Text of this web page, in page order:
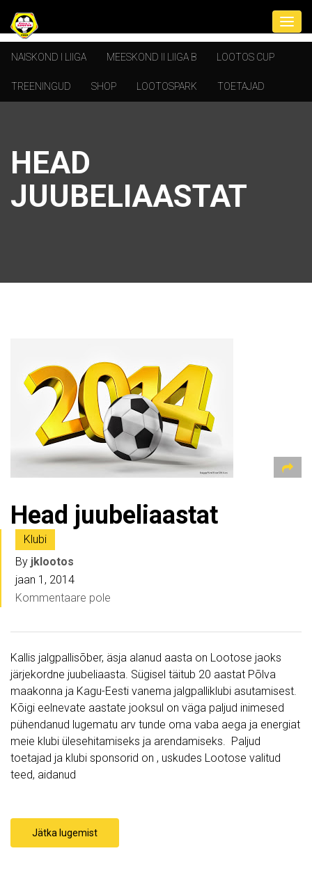
NAISKOND I LIIGA MEESKOND II LIIGA B LOOTOS CUP
TREENINGUD SHOP LOOTOSPARK TOETAJAD
HEAD
JUUBELIAASTAT
Head juubeliaastat
Klubi
By jklootos
jaan 1, 2014
Kommentaare pole
Kallis jalgpallisõber, äsja alanud aasta on Lootose jaoks
järjekordne juubeliaasta. Sügisel täitub 20 aastat Põlva
maakonna ja Kagu-Eesti vanema jalgpalliklubi asutamisest.
Kõigi eelnevate aastate jooksul on väga paljud inimesed
pühendanud lugematu arv tunde oma vaba aega ja energiat
meie klubi ülesehitamiseks ja arendamiseks. Paljud
toetajad ja klubi sponsorid on , uskudes Lootose valitud
teed, aidanud
Jätka lugemist